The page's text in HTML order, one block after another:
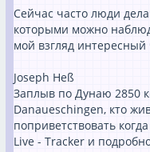
Сейчас часто люди
которыми можно
мой взгляд
Joseph Heß
Заплыв по Дунаю 2850
Danaueschingen, кто
поприветствовать
Live - Tracker и